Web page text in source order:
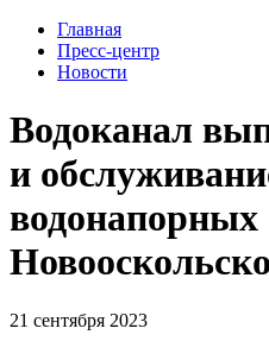
Главная
Пресс-центр
Новости
Водоканал
и
21 сентября 2023